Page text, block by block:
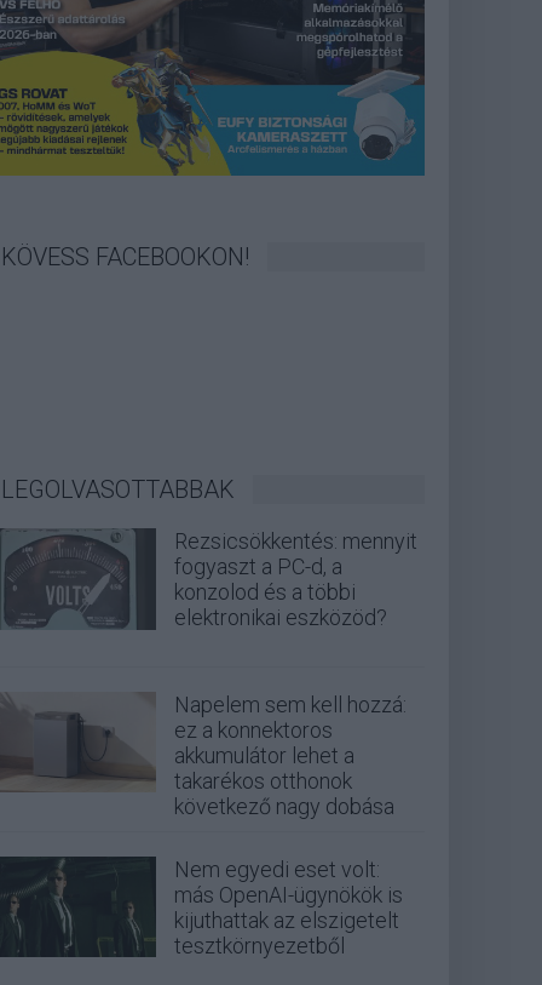
KÖVESS FACEBOOKON!
LEGOLVASOTTABBAK
Rezsicsökkentés: mennyit
fogyaszt a PC-d, a
konzolod és a többi
elektronikai eszközöd?
Napelem sem kell hozzá:
ez a konnektoros
akkumulátor lehet a
takarékos otthonok
következő nagy dobása
Nem egyedi eset volt:
más OpenAI-ügynökök is
kijuthattak az elszigetelt
tesztkörnyezetből